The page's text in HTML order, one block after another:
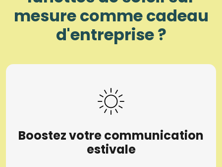
mesure comme cadeau
d'entreprise ?
Boostez votre communication
estivale